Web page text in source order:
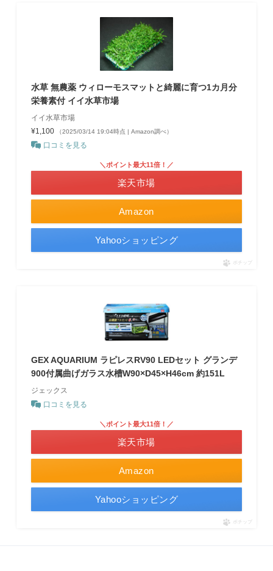
水草 無農薬 ウィローモスマットと綺麗に育つ1カ月分
栄養素付 イイ水草市場
イイ水草市場
¥1,100
（2025/03/14 19:04時点 | Amazon調べ）
口コミを見る
Amazon
＼ポイント最大11倍！／
楽天市場
Yahooショッピング
ポチップ
GEX AQUARIUM ラピレスRV90 LEDセット グランデ
900付属曲げガラス水槽W90×D45×H46cm 約151L
ジェックス
口コミを見る
Amazon
＼ポイント最大11倍！／
楽天市場
Yahooショッピング
ポチップ